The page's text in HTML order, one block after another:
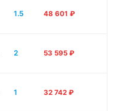
1.5 48 601 ₽
2 53 595 ₽
1 32 742 ₽